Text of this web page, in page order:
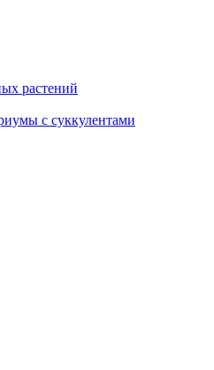
растений
с суккулентами